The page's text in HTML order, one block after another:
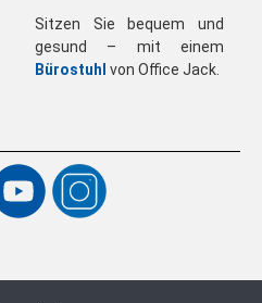
Sitzen Sie bequem und
gesund – mit einem
Bürostuhl von Office Jack.